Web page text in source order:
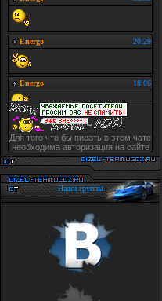
Для того что бы писать в этом чате
необходима авторизация на сайте
Наши группы